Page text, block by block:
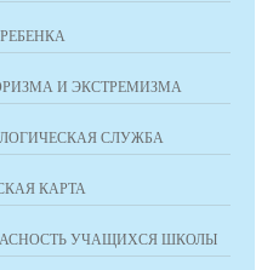
И ЭКСТРЕМИЗМА
СЛУЖБА
КАРТА
УЧАЩИХСЯ ШКОЛЫ